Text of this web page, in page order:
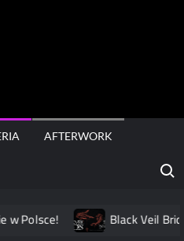
AFTERWORK
Black Veil Brides na